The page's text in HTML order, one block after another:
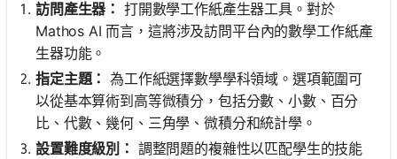
訪問產生器： 打開數學工作紙產生器工具。對於
Mathos AI 而言，這將涉及訪問平台內的數學工作紙產
生器功能。
指定主題： 為工作紙選擇數學學科領域。選項範圍可
以從基本算術到高等微積分，包括分數、小數、百分
比、代數、幾何、三角學、微積分和統計學。
設置難度級別： 調整問題的複雜性以匹配學生的技能